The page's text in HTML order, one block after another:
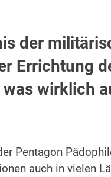
der
Errichtung
was wirklich
Pentagon
auch in vielen